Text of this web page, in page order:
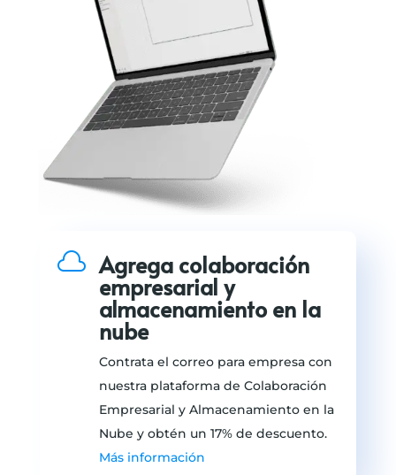
 Agrega colaboración
empresarial y
almacenamiento en la
nube
Contrata el correo para empresa con
nuestra plataforma de Colaboración
Empresarial y Almacenamiento en la
Nube y obtén un 17% de descuento.
Más información